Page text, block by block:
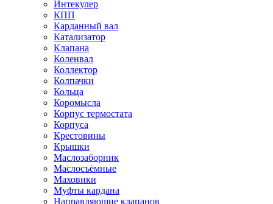
Интекулер
КПП
Карданный вал
Катализатор
Клапана
Коленвал
Коллектор
Колпачки
Кольца
Коромысла
Корпус термостата
Корпуса
Крестовины
Крышки
Маслозаборник
Маслосъёмные
Маховики
Муфты кардана
Направляющие клапанов